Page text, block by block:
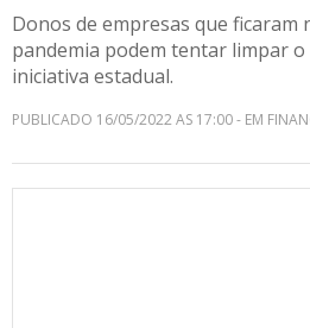
Donos de empresas que
pandemia podem tentar limpar
iniciativa estadual.
PUBLICADO 16/05/2022 AS 17:00 - EM